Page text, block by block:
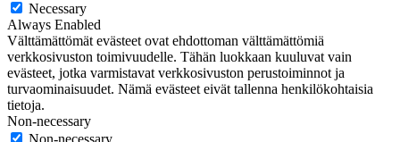
Necessary
Always Enabled
Välttämättömät evästeet ovat ehdottoman välttämättömiä
verkkosivuston toimivuudelle. Tähän luokkaan kuuluvat vain
evästeet, jotka varmistavat verkkosivuston perustoiminnot ja
turvaominaisuudet. Nämä evästeet eivät tallenna henkilökohtaisia
tietoja.
Non-necessary